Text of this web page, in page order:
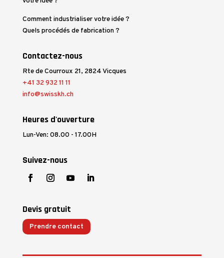
Comment industrialiser votre idée ?
Quels procédés de fabrication ?
Contactez-nous
Rte de Courroux 21, 2824 Vicques
+41 32 932 11 11
info@swisskh.ch
Heures d'ouverture
Lun-Ven: 08.00 - 17.00H
Suivez-nous
Devis gratuit
Prendre contact